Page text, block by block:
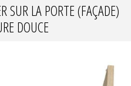
SUR LA PORTE (FAÇADE)
DOUCE